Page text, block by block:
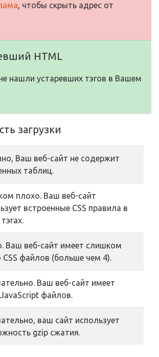
, чтобы скрыть адрес от
HTML
нашли устаревших тэгов в Вашем
загрузки
Ваш веб-сайт не содержит
таблиц.
плохо. Ваш веб-сайт
встроенные CSS правила в
Ваш веб-сайт имеет слишком
CSS файлов (больше чем 4).
Ваш веб-сайт имеет
файлов.
ваш сайт использует
gzip сжатия.